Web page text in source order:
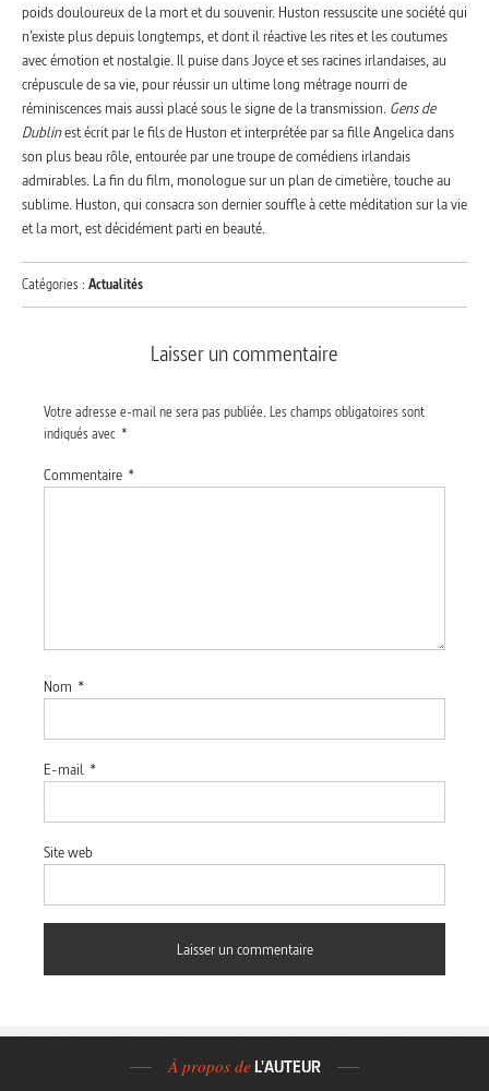
poids douloureux de la mort et du souvenir. Huston ressuscite une société qui
n’existe plus depuis longtemps, et dont il réactive les rites et les coutumes
avec émotion et nostalgie. Il puise dans Joyce et ses racines irlandaises, au
crépuscule de sa vie, pour réussir un ultime long métrage nourri de
réminiscences mais aussi placé sous le signe de la transmission. Gens de
Dublinest écrit par le fils de Huston et interprétée par sa fille Angelica dans
son plus beau rôle, entourée par une troupe de comédiens irlandais
admirables. La fin du film, monologue sur un plan de cimetière, touche au
sublime. Huston, qui consacra son dernier souffle à cette méditation sur la vie
et la mort, est décidément parti en beauté.
Catégories : Actualités
Laisser un commentaire
Votre adresse e-mail ne sera pas publiée. Les champs obligatoires sont
indiqués avec *
Commentaire *
Nom *
E-mail *
Site web
À propos de L'AUTEUR